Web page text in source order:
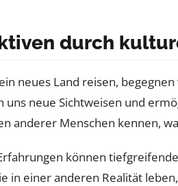
durch
neues Land reisen,
uns neue Sichtweisen und
anderer Menschen kennen,
können
in einer anderen Realität